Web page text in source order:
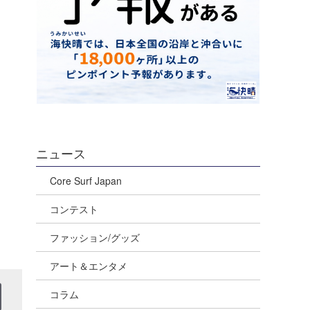
ニュース
Core Surf Japan
コンテスト
ファッション/グッズ
アート＆エンタメ
コラム